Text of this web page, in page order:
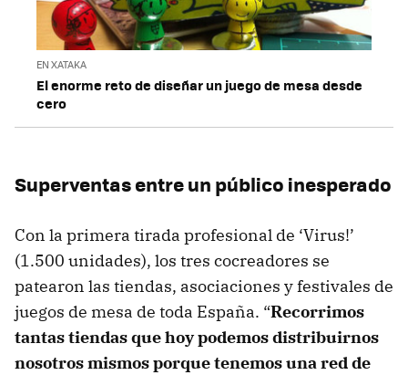
EN XATAKA
El enorme reto de diseñar un juego de mesa desde
cero
Superventas entre un público inesperado
Con la primera tirada profesional de ‘Virus!’
(1.500 unidades), los tres cocreadores se
patearon las tiendas, asociaciones y festivales de
juegos de mesa de toda España. “Recorrimos
tantas tiendas que hoy podemos distribuirnos
nosotros mismos porque tenemos una red de